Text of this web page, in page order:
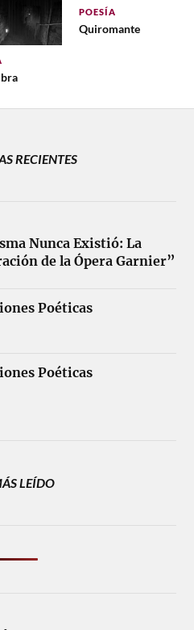
POESÍA
Quiromante
RECIENTES
Nunca Existió: La
de la Ópera Garnier”
Poéticas
Poéticas
LEÍDO